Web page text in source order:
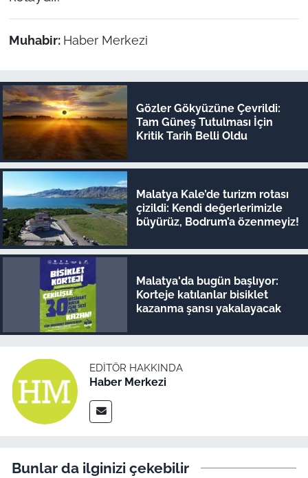
Muhabir: Haber Merkezi
Gözler Gökyüzüne Çevrildi:
Tam Güneş Tutulması İçin
Kritik Tarih Belli Oldu
Malatya Kale’de turizm rotası
çizildi: Kendi değerlerimizle
büyürüz, Bodrum’a özenmeyiz!
Malatya'da bugün başlıyor:
Korteje katılanlar bisiklet
kazanma şansı yakalayacak
EDITÖR HAKKINDA
Haber Merkezi
Bunlar da ilginizi çekebilir